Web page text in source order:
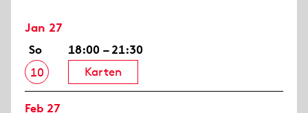
Jan 27
So
10
18:00 – 21:30
Karten
Feb 27